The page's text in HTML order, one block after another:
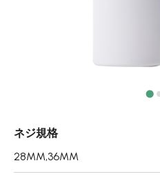
ネジ規格
28MM,36MM
再生資源製品